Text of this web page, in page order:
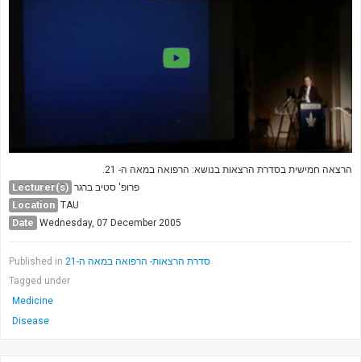
הרצאה חמישית בסדרת הרצאות בנושא: הרפואה במאה ה- 21.
Lecturer(s) פרופ' סטיב ברגר
Location TAU
Date Wednesday, 07 December 2005
Published in
סדרת הרצאות- הרפואה במאה ה-21
Tagged under
Medicine
Disease